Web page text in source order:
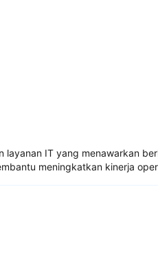
layanan IT yang
meningkatkan kinerja